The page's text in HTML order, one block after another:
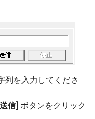
列を入力してくださ
[送信] ボタンをクリック